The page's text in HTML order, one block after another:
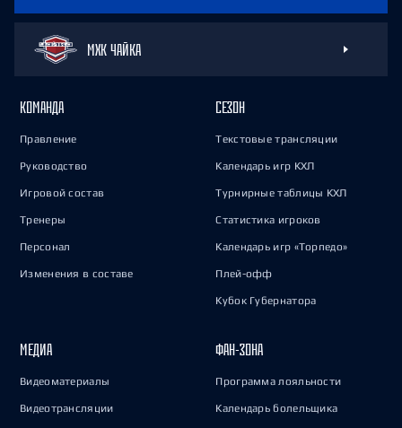
МХК ЧАЙКА
КОМАНДА
Правление
Руководство
Игровой состав
Тренеры
Персонал
Изменения в составе
СЕЗОН
Текстовые трансляции
Календарь игр КХЛ
Турнирные таблицы КХЛ
Статистика игроков
Календарь игр «Торпедо»
Плей-офф
Кубок Губернатора
МЕДИА
Видеоматериалы
Видеотрансляции
ФАН-ЗОНА
Программа лояльности
Календарь болельщика